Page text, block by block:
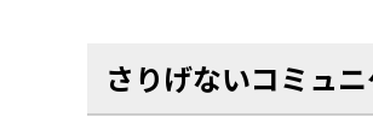
さりげないコミュ